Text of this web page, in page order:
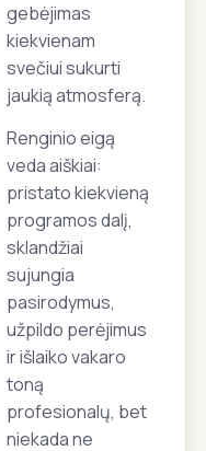
gebėjimas
kiekvienam
svečiui sukurti
jaukią atmosferą.
Renginio eigą
veda aiškiai:
pristato kiekvieną
programos dalį,
sklandžiai
sujungia
pasirodymus,
užpildo perėjimus
ir išlaiko vakaro
toną
profesionalų, bet
niekada ne